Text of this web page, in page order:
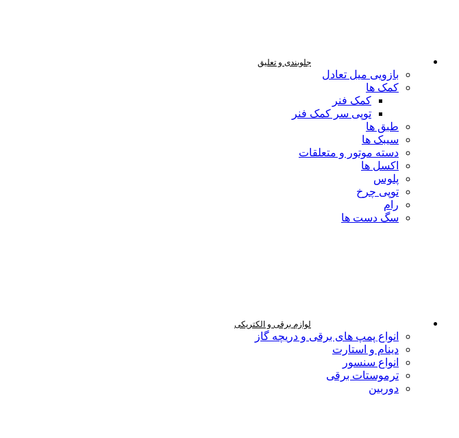
جلوبندی و تعلیق
بازویی میل تعادل
کمک ها
کمک فنر
توپی سر کمک فنر
طبق ها
سیبک ها
دسته موتور و متعلقات
اکسل ها
پلوس
توپی چرخ
رام
سگ دست ها
لوازم برقی و الکتریکی
انواع پمپ های برقی و دریچه گاز
دینام و استارت
انواع سنسور
ترموستات برقی
دوربین